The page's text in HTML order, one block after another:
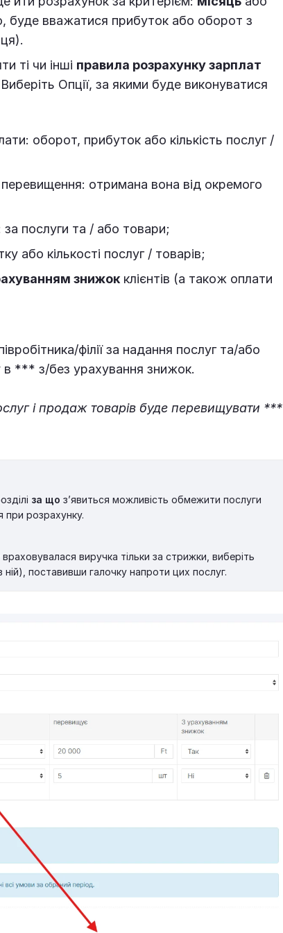
буде вважатися прибуток або оборот з
ті чи інші правила розрахунку зарплат
Опції, за якими буде виконуватися
оборот, прибуток або кількість послуг /
отримана вона від окремого
послуги та / або товари;
або кількості послуг / товарів;
знижок клієнтів (а також оплати
філії за надання послуг та/або
*** з/без урахування знижок.
і продаж товарів буде перевищувати ***
за що з’явиться можливість обмежити послуги
при розрахунку.
виручка тільки за стрижки, виберіть
поставивши галочку напроти цих послуг.